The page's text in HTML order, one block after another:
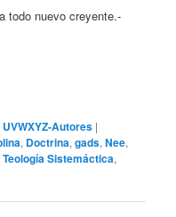
todo nuevo creyente.-
UVWXYZ-Autores |
, Doctrina,gads,Nee,
Teología Sistemáctica,